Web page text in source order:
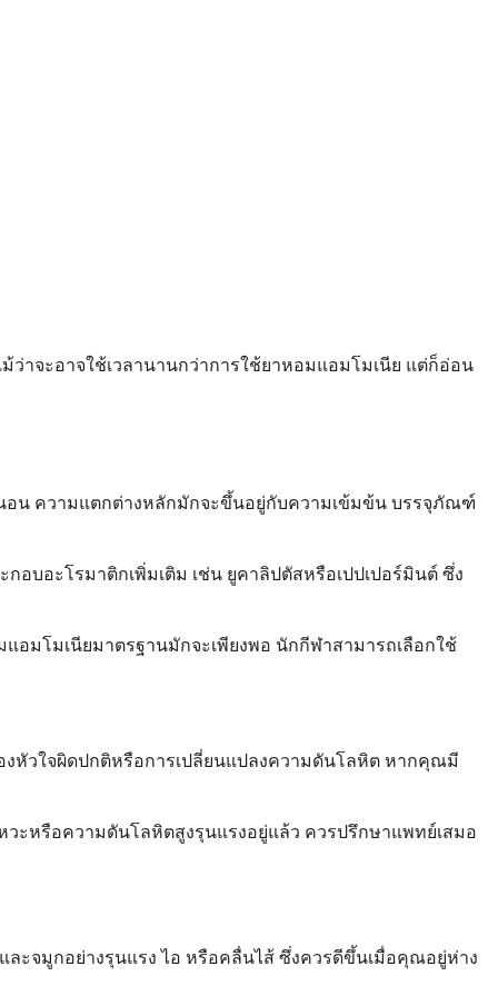
าจะอาจใช้เวลานานกว่าการใช้ยาหอมแอมโมเนีย แต่ก็อ่อน
น ความแตกต่างหลักมักจะขึ้นอยู่กับความเข้มข้น บรรจุภัณฑ์
บอะโรมาติกเพิ่มเติม เช่น ยูคาลิปตัสหรือเปปเปอร์มินต์ ซึ่ง
มโมเนียมาตรฐานมักจะเพียงพอ นักกีฬาสามารถเลือกใช้
งหัวใจผิดปกติหรือการเปลี่ยนแปลงความดันโลหิต หากคุณมี
ะหรือความดันโลหิตสูงรุนแรงอยู่แล้ว ควรปรึกษาแพทย์เสมอ
ะจมูกอย่างรุนแรง ไอ หรือคลื่นไส้ ซึ่งควรดีขึ้นเมื่อคุณอยู่ห่าง